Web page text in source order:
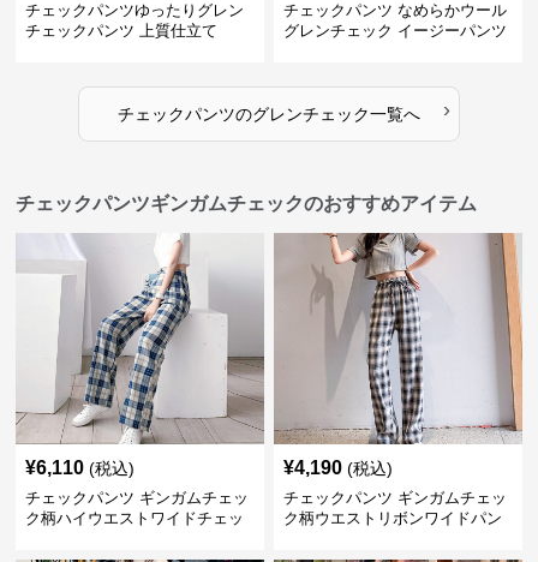
チェックパンツゆったりグレン
チェックパンツ 上質仕立て
チェックパンツ なめらかウール
グレンチェック イージーパンツ
チェックパンツのグレンチェック一覧へ ›
チェックパンツギンガムチェックのおすすめアイテム
¥6,110 (税込)
チェックパンツ ギンガムチェッ
ク柄ハイウエストワイドチェッ
¥4,190 (税込)
チェックパンツ ギンガムチェッ
ク柄ウエストリボンワイドパン